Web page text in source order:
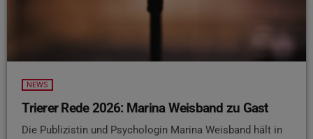
NEWS
Trierer Rede 2026: Marina Weisband zu Gast
Die Publizistin und Psychologin Marina Weisband hält in